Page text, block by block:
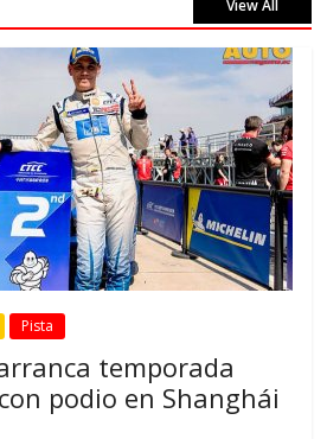
View All
Pista
temporada
podio en Shanghái